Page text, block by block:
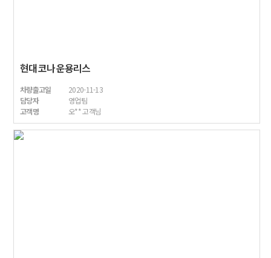
현대 코나 운용리스
차량출고일
2020-11-13
담당자
영업팀
고객명
오** 고객님